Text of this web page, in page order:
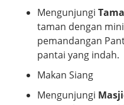
Mengunjungi
taman dengan
pemandangan
pantai yang indah.
Makan Siang
Mengunjungi